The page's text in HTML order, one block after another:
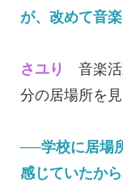
が、改めて音
さユり
音楽活
分の居場所を
──学校に居場
感じていたか